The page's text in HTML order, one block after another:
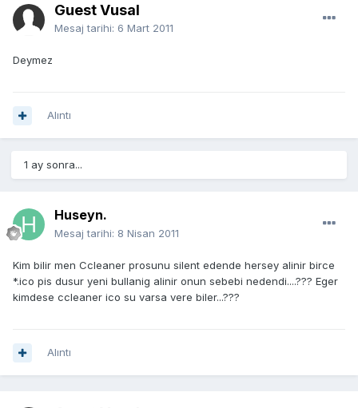
Guest Vusal
Mesaj tarihi: 6 Mart 2011
Deymez
Alıntı
1 ay sonra...
Huseyn.
Mesaj tarihi: 8 Nisan 2011
Kim bilir men Ccleaner prosunu silent edende hersey alinir birce
*.ico pis dusur yeni bullanig alinir onun sebebi nedendi....??? Eger
kimdese ccleaner ico su varsa vere biler...???
Alıntı